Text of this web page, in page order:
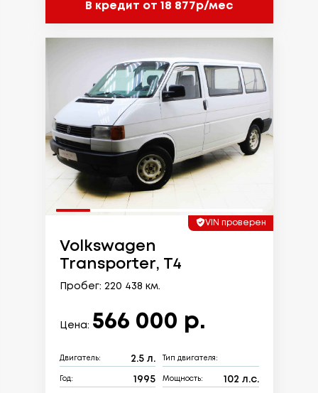
В кредит от 18 877р/мес
VIN проверен
Volkswagen
Transporter, T4
Пробег: 220 438 км.
Цена: 566 000 р.
Двигатель: 2.5 л. Тип двигателя:
Год: 1995 Мощность: 102 л.с.